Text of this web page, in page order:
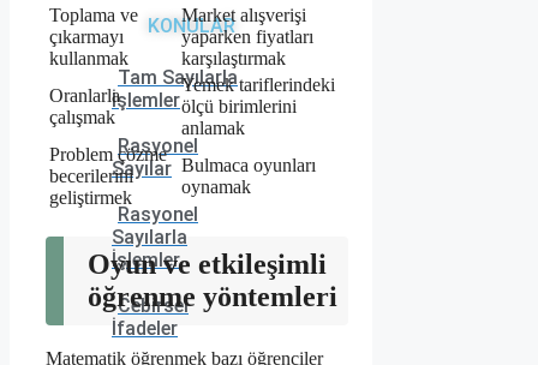
KONULAR
Tam Sayılarla
İşlemler
Rasyonel
Sayılar
Rasyonel
Sayılarla
İşlemler
Cebirsel
İfadeler
Toplama ve
çıkarmayı
kullanmak
Market alışverişi
yaparken fiyatları
karşılaştırmak
Oranlarla
çalışmak
Yemek tariflerindeki
ölçü birimlerini
anlamak
Problem çözme
becerilerini
geliştirmek
Bulmaca oyunları
oynamak
Oyun ve etkileşimli
öğrenme yöntemleri
Matematik öğrenmek bazı öğrenciler